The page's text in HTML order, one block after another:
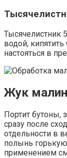
Тысячелистник
водой,
настояться в
Жук
Портит бутоны,
сразу после
отдельности в
полынь
применением